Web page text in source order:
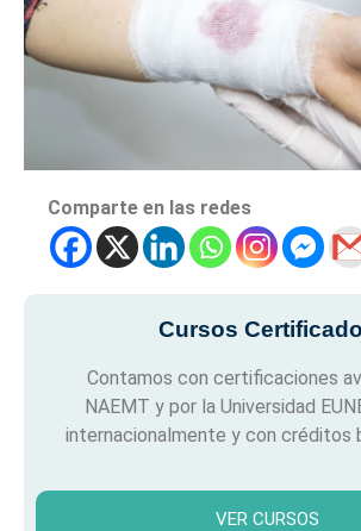
Comparte en las redes
Cursos
Contamos con certificaciones
NAEMT y por la Universidad
internacionalmente y con créditos
VER CURSOS